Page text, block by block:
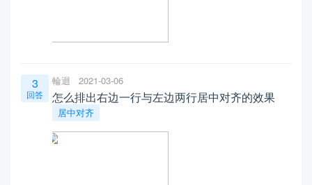
3
回答
輪迴 2021-03-06
怎么排出右边一行与左边两行居中对齐的效果
居中对齐